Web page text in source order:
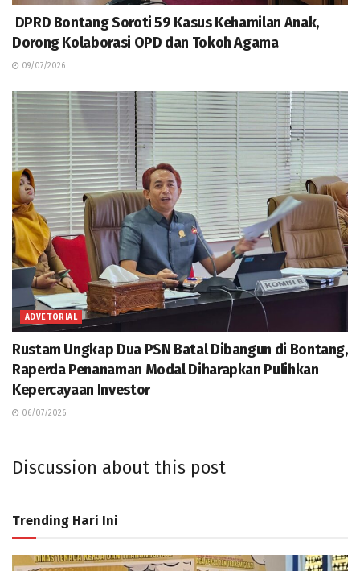
DPRD Bontang Soroti 59 Kasus Kehamilan Anak,
Dorong Kolaborasi OPD dan Tokoh Agama
09/07/2026
ADVETORIAL
Rustam Ungkap Dua PSN Batal Dibangun di Bontang,
Raperda Penanaman Modal Diharapkan Pulihkan
Kepercayaan Investor
06/07/2026
Discussion about this post
Trending Hari Ini